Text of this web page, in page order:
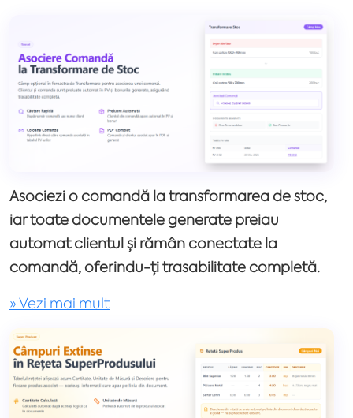
Asociezi o comandă la transformarea de stoc,
iar toate documentele generate preiau
automat clientul și rămân conectate la
comandă, oferindu-ți trasabilitate completă.
» Vezi mai mult